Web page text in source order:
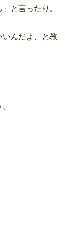
と言ったり。
いんだよ、と教